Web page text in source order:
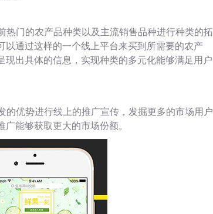
热门的农产品种类以及主流销售品种进行种类的拓
以通过这样的一个线上平台来买到所需要的农产
现出具体的信息，实现种类的多元化能够满足用户
的优势进行线上的推广宣传，发掘更多的市场用户
能够获取更大的市场份额。